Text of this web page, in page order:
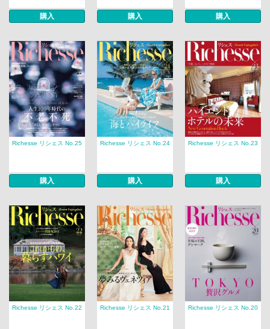
購入 購入 購入
Richesse リシェス No.25
購入
Richesse リシェス No.24
購入
Richesse リシェス No.23
購入
Richesse リシェス No.22 Richesse リシェス No.21 Richesse リシェス No.20